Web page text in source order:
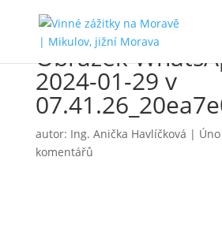
Obrázek
2024-01-29 v
autor: Ing. Anička Havlíčková |
komentářů